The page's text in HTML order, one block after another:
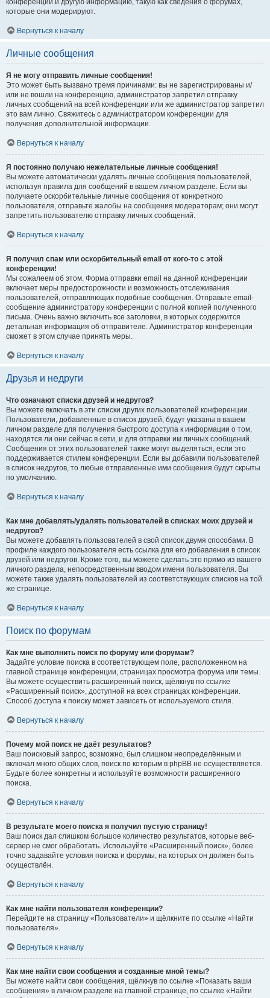
конференции и другую информацию, такую как сведения о форумах,
которые они модерируют.
Вернуться к началу
Личные сообщения
Я не могу отправить личные сообщения!
Это может быть вызвано тремя причинами: вы не зарегистрированы и/
или не вошли на конференцию, администратор запретил отправку
личных сообщений на всей конференции или же администратор запретил
это вам лично. Свяжитесь с администратором конференции для
получения дополнительной информации.
Вернуться к началу
Я постоянно получаю нежелательные личные сообщения!
Вы можете автоматически удалять личные сообщения пользователей,
используя правила для сообщений в вашем личном разделе. Если вы
получаете оскорбительные личные сообщения от конкретного
пользователя, отправьте жалобы на сообщения модераторам; они могут
запретить пользователю отправку личных сообщений.
Вернуться к началу
Я получил спам или оскорбительный email от кого-то с этой
конференции!
Мы сожалеем об этом. Форма отправки email на данной конференции
включает меры предосторожности и возможность отслеживания
пользователей, отправляющих подобные сообщения. Отправьте email-
сообщение администратору конференции с полной копией полученного
письма. Очень важно включить все заголовки, в которых содержится
детальная информация об отправителе. Администратор конференции
сможет в этом случае принять меры.
Вернуться к началу
Друзья и недруги
Что означают списки друзей и недругов?
Вы можете включать в эти списки других пользователей конференции.
Пользователи, добавленные в список друзей, будут указаны в вашем
личном разделе для получения быстрого доступа к информации о том,
находятся ли они сейчас в сети, и для отправки им личных сообщений.
Сообщения от этих пользователей также могут выделяться, если это
поддерживается стилем конференции. Если вы добавили пользователей
в список недругов, то любые отправленные ими сообщения будут скрыты
по умолчанию.
Вернуться к началу
Как мне добавлять/удалять пользователей в списках моих друзей и
недругов?
Вы можете добавлять пользователей в свой список двумя способами. В
профиле каждого пользователя есть ссылка для его добавления в список
друзей или недругов. Кроме того, вы можете сделать это прямо из вашего
личного раздела, непосредственным вводом имени пользователя. Вы
можете также удалять пользователей из соответствующих списков на той
же странице.
Вернуться к началу
Поиск по форумам
Как мне выполнить поиск по форуму или форумам?
Задайте условие поиска в соответствующем поле, расположенном на
главной странице конференции, страницах просмотра форума или темы.
Вы можете осуществить расширенный поиск, щёлкнув по ссылке
«Расширенный поиск», доступной на всех страницах конференции.
Способ доступа к поиску может зависеть от используемого стиля.
Вернуться к началу
Почему мой поиск не даёт результатов?
Ваш поисковый запрос, возможно, был слишком неопределённым и
включал много общих слов, поиск по которым в phpBB не осуществляется.
Будьте более конкретны и используйте возможности расширенного
поиска.
Вернуться к началу
В результате моего поиска я получил пустую страницу!
Ваш поиск дал слишком большое количество результатов, которые веб-
сервер не смог обработать. Используйте «Расширенный поиск», более
точно задавайте условия поиска и форумы, на которых он должен быть
осуществлён.
Вернуться к началу
Как мне найти пользователя конференции?
Перейдите на страницу «Пользователи» и щёлкните по ссылке «Найти
пользователя».
Вернуться к началу
Как мне найти свои сообщения и созданные мной темы?
Вы можете найти свои сообщения, щёлкнув по ссылке «Показать ваши
сообщения» в личном разделе на главной странице, по ссылке «Найти